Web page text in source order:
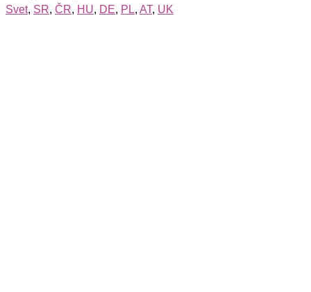
Svet, SR, ČR, HU, DE, PL, AT, UK